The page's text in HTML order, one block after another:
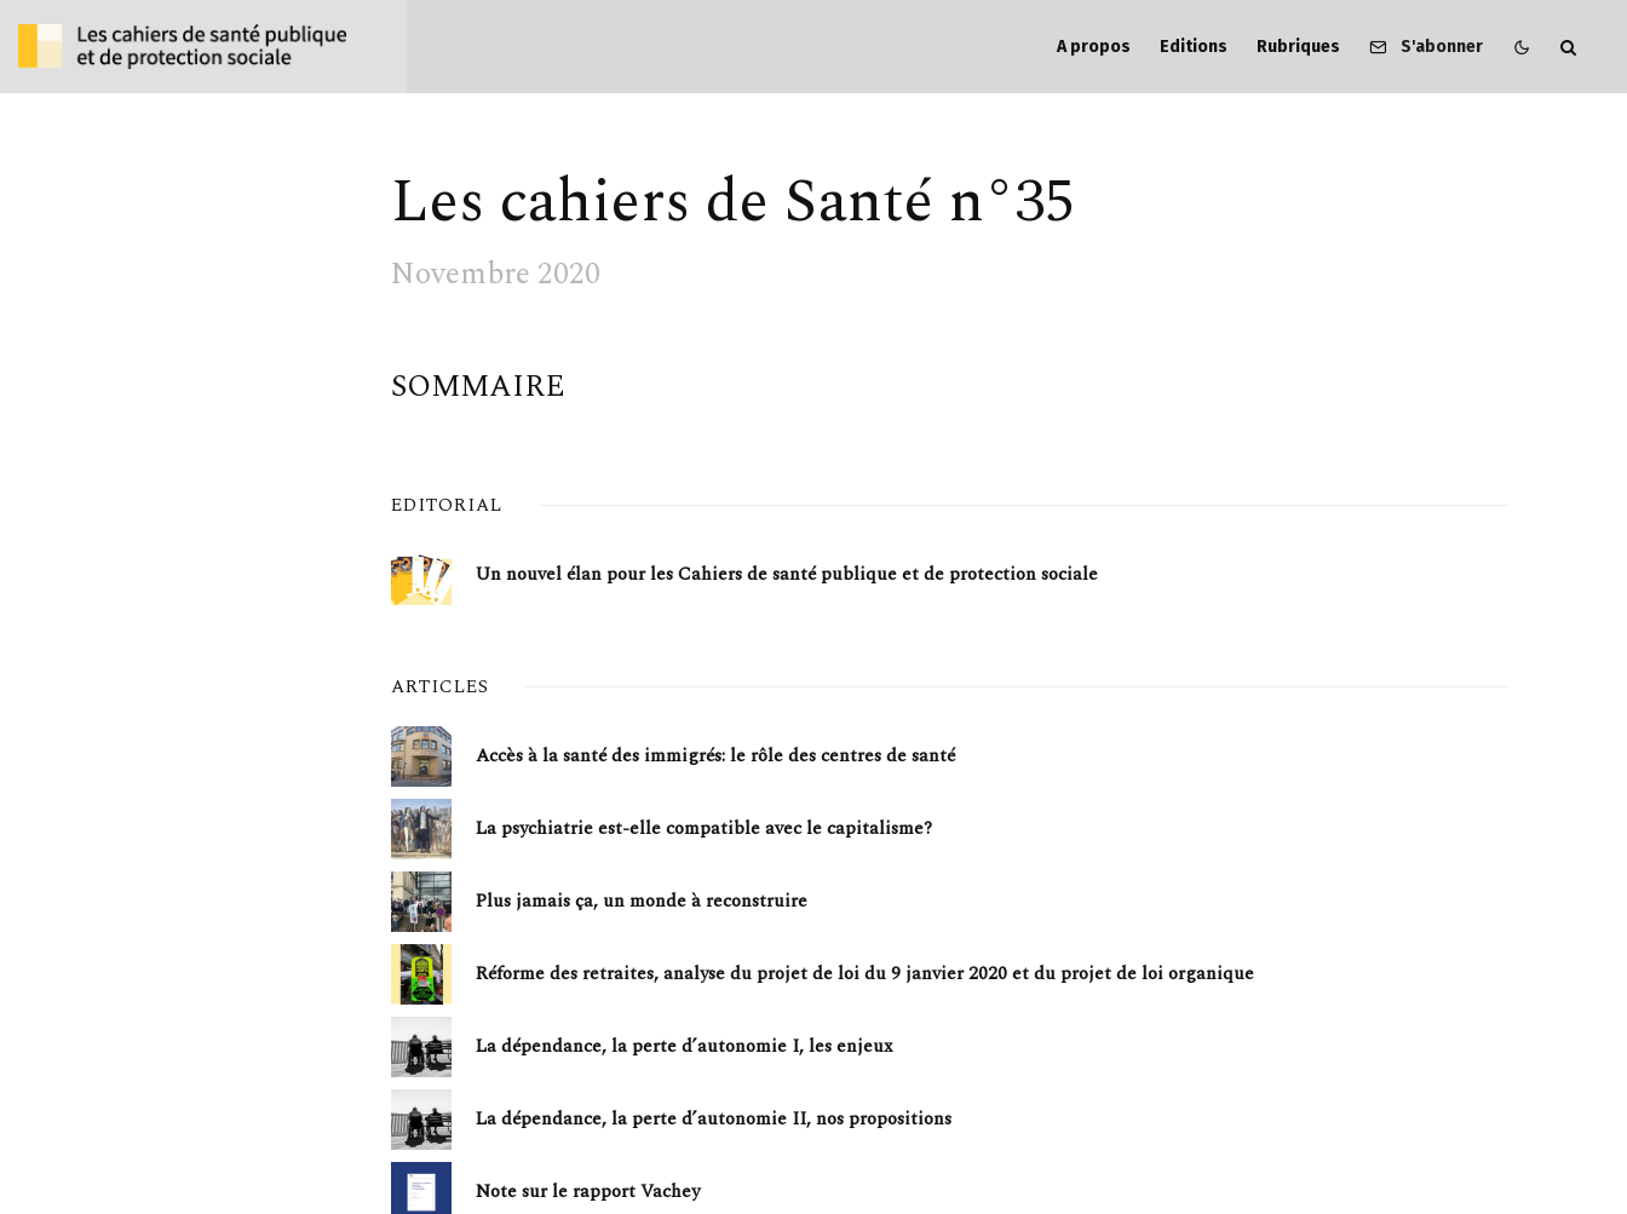
A propos Editions Rubriques S'abonner
Les cahiers de Santé n°35
Novembre 2020
SOMMAIRE
EDITORIAL
Un nouvel élan pour les Cahiers de santé publique et de protection sociale
ARTICLES
Accès à la santé des immigrés: le rôle des centres de santé
La psychiatrie est-elle compatible avec le capitalisme?
Plus jamais ça, un monde à reconstruire
Réforme des retraites, analyse du projet de loi du 9 janvier 2020 et du projet de loi organique
La dépendance, la perte d’autonomie I, les enjeux
La dépendance, la perte d’autonomie II, nos propositions
Note sur le rapport Vachey